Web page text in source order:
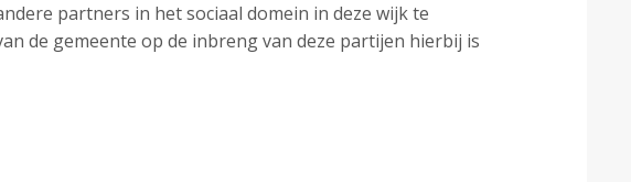
partners in het sociaal domein in deze wijk te
de gemeente op de inbreng van deze partijen hierbij is